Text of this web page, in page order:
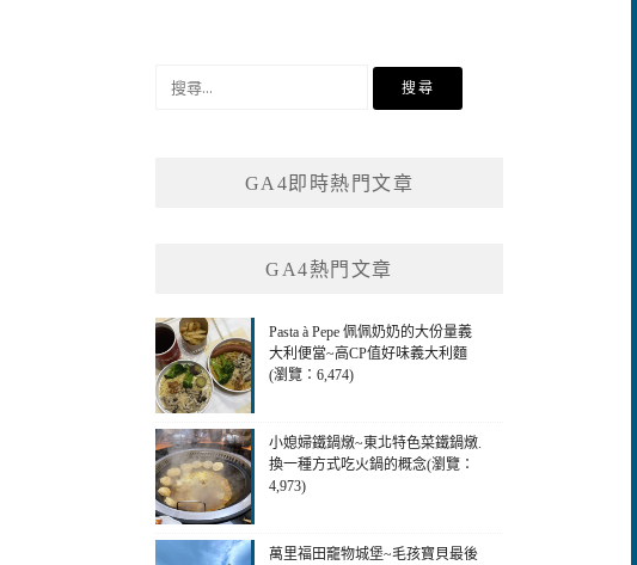
GA4即時熱門文章
GA4熱門文章
Pasta à Pepe 佩佩奶奶的大份量義
大利便當~高CP值好味義大利麵
(瀏覽：6,474)
小媳婦鐵鍋燉~東北特色菜鐵鍋燉.
換一種方式吃火鍋的概念(瀏覽：
4,973)
萬里福田竉物城堡~毛孩寶貝最後